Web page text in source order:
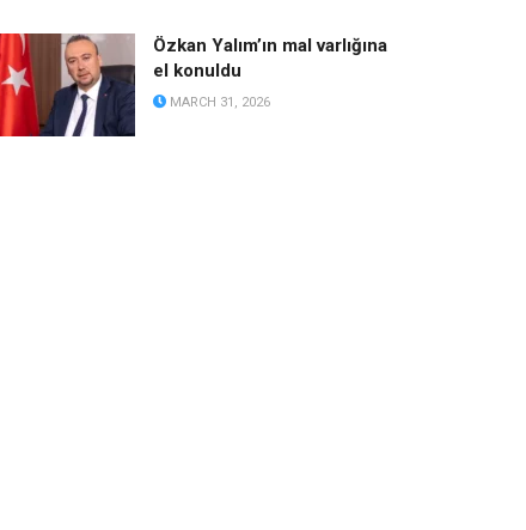
Özkan Yalım’ın mal varlığına
el konuldu
MARCH 31, 2026